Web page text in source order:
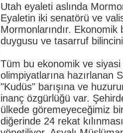
Utah eyaleti aslında
Eyaletin iki senatörü ve
Mormonlarındır.
duygusu ve tasarruf
Tüm bu ekonomik ve
olimpiyatlarına hazırlanan
"Kudüs" barışına ve
inanç özgürlüğü var.
ülkede göremeyeceğimiz
diğerinde 24 rekat